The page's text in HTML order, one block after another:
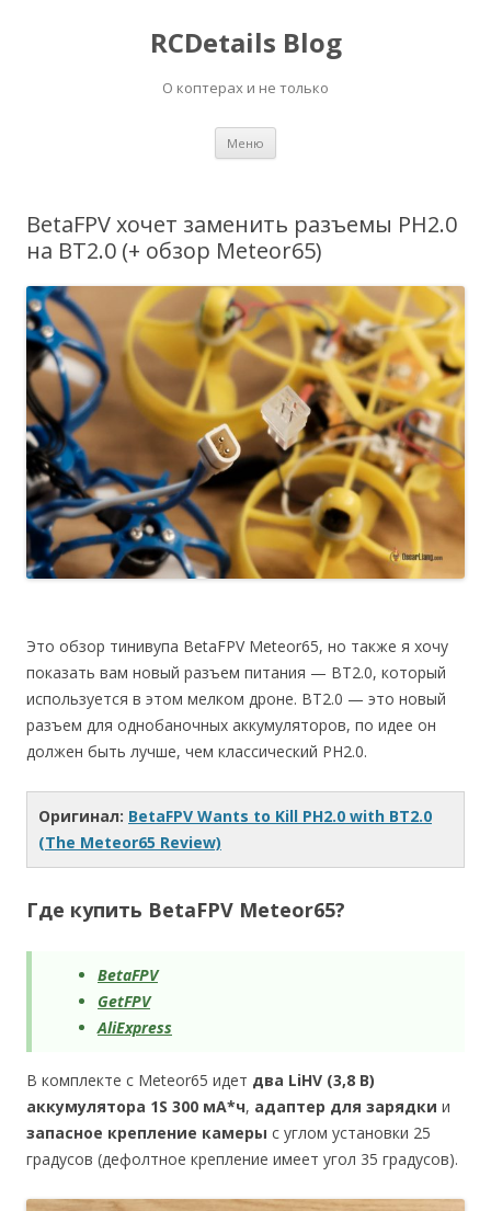
RCDetails Blog
О коптерах и не только
Меню
BetaFPV хочет заменить разъемы PH2.0
на BT2.0 (+ обзор Meteor65)
Это обзор тинивупа BetaFPV Meteor65, но также я хочу
показать вам новый разъем питания — BT2.0, который
используется в этом мелком дроне. BT2.0 — это новый
разъем для однобаночных аккумуляторов, по идее он
должен быть лучше, чем классический PH2.0.
Оригинал: BetaFPV Wants to Kill PH2.0 with BT2.0
(The Meteor65 Review)
Где купить BetaFPV Meteor65?
BetaFPV
GetFPV
AliExpress
В комплекте с Meteor65 идет два LiHV (3,8 В)
аккумулятора 1S 300 мА*ч, адаптер для зарядки и
запасное крепление камеры с углом установки 25
градусов (дефолтное крепление имеет угол 35 градусов).